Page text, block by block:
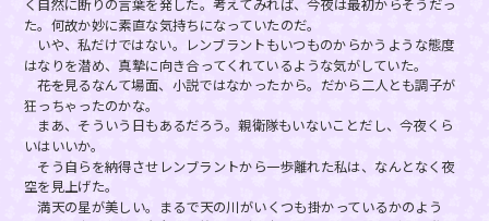
く自然に断りの言葉を発した。考えてみれば、今夜は最初からそうだっ
た。何故か妙に素直な気持ちになっていたのだ。
いや、私だけではない。レンブラントもいつものからかうような態度
はなりを潜め、真摯に向き合ってくれているような気がしていた。
――花を見るなんて場面、小説ではなかったから。だから二人とも調子が
狂っちゃったのかな。
まあ、そういう日もあるだろう。親衛隊もいないことだし、今夜くら
いはいいか。
そう自らを納得させレンブラントから一歩離れた私は、なんとなく夜
空を見上げた。
満天の星が美しい。まるで天の川がいくつも掛かっているかのよう